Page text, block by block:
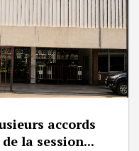
accords
la session...